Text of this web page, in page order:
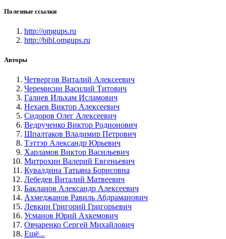
Полезные ссылки
http://omgups.ru
http://bibl.omgups.ru
Авторы
Четвергов Виталий Алексеевич
Черемисин Василий Титович
Галиев Ильхам Исламович
Нехаев Виктор Алексеевич
Сидоров Олег Алексеевич
Ведрученко Виктор Родионович
Шпалтаков Владимир Петрович
Тэттэр Александр Юрьевич
Харламов Виктор Васильевич
Митрохин Валерий Евгеньевич
Кувалдина Татьяна Борисовна
Лебедев Виталий Матвеевич
Бакланов Александр Алексеевич
Ахмеджанов Равиль Абдраманович
Левкин Григорий Григорьевич
Усманов Юрий Ахкемович
Овчаренко Сергей Михайлович
Ещё...